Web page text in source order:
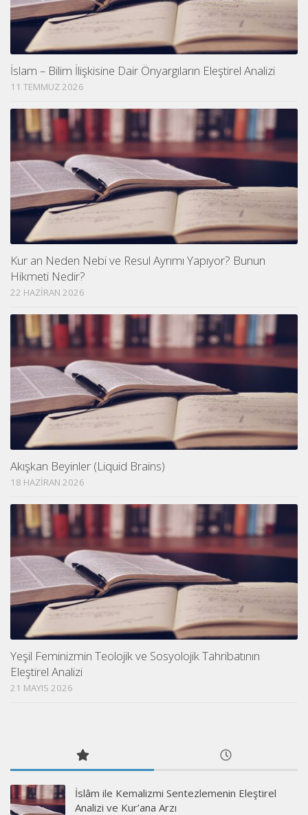
İslam – Bilim İlişkisine Dair Önyargıların Eleştirel Analizi
11 TEMMUZ 2026
Kur an Neden Nebi ve Resul Ayrımı Yapıyor? Bunun
Hikmeti Nedir?
22 HAZIRAN 2026
Akışkan Beyinler (Liquid Brains)
18 HAZIRAN 2026
Yeşil Feminizmin Teolojik ve Sosyolojik Tahribatının
Eleştirel Analizi
21 MAYIS 2026
İslâm ile Kemalizmi Sentezlemenin Eleştirel
Analizi ve Kur’ana Arzı